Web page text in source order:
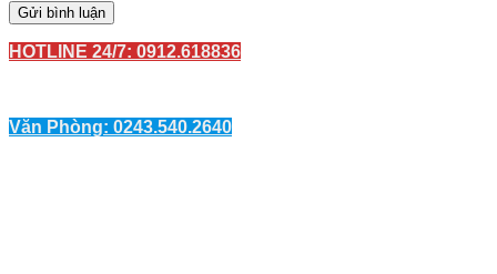
HOTLINE 24/7: 0912.618836
Văn Phòng: 0243.540.2640